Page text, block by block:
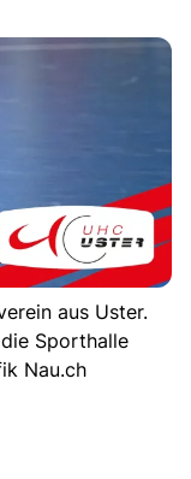
aus Uster.
Sporthalle
Nau.ch